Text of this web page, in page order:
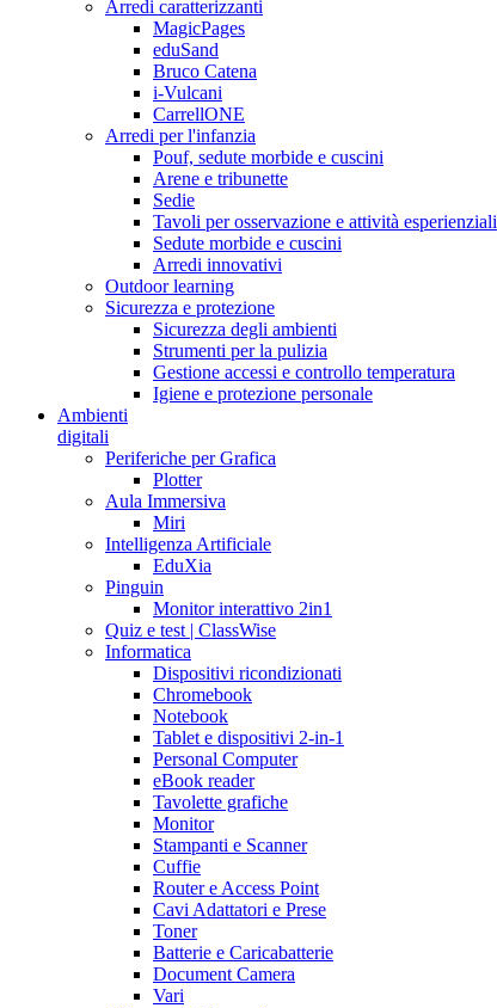
Arredi caratterizzanti
MagicPages
eduSand
Bruco Catena
i-Vulcani
CarrellONE
Arredi per l'infanzia
Pouf, sedute morbide e cuscini
Arene e tribunette
Sedie
Tavoli per osservazione e attività esperienziali
Sedute morbide e cuscini
Arredi innovativi
Outdoor learning
Sicurezza e protezione
Sicurezza degli ambienti
Strumenti per la pulizia
Gestione accessi e controllo temperatura
Igiene e protezione personale
Ambienti
digitali
Periferiche per Grafica
Plotter
Aula Immersiva
Miri
Intelligenza Artificiale
EduXia
Pinguin
Monitor interattivo 2in1
Quiz e test | ClassWise
Informatica
Dispositivi ricondizionati
Chromebook
Notebook
Tablet e dispositivi 2-in-1
Personal Computer
eBook reader
Tavolette grafiche
Monitor
Stampanti e Scanner
Cuffie
Router e Access Point
Cavi Adattatori e Prese
Toner
Batterie e Caricabatterie
Document Camera
Vari